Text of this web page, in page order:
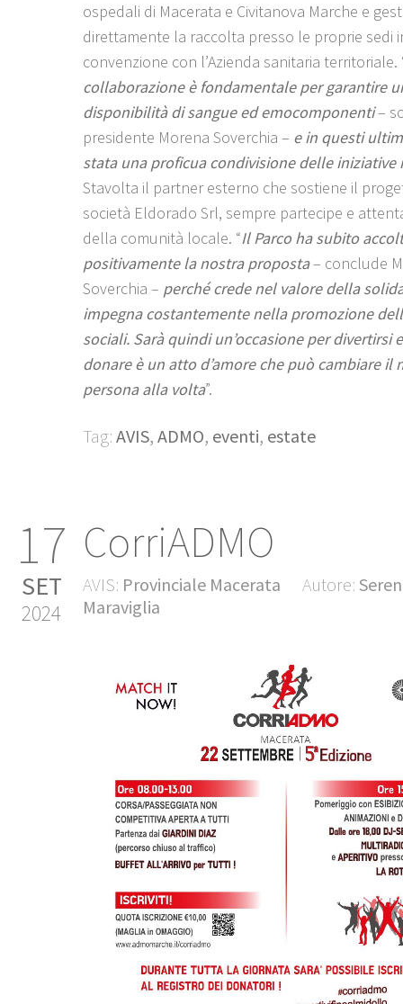
ospedali di Macerata e Civitanova Marche e
direttamente la raccolta presso le proprie sedi
convenzione con l’Azienda sanitaria territoriale.
collaborazione è fondamentale per garantire
disponibilità di sangue ed emocomponenti–
presidente Morena Soverchia – e in questi
stata una proficua condivisione delle iniziative
Stavolta il partner esterno che sostiene il
società Eldorado Srl, sempre partecipe e
della comunità locale. “Il Parco ha subito
positivamente la nostra proposta– conclude
Soverchia – perché crede nel valore della
impegna costantemente nella promozione
sociali. Sarà quindi un’occasione per divertirsi
donare è un atto d’amore che può cambiare il
persona alla volta”.
Tag: AVIS, ADMO, eventi, estate
17
SET
2024
CorriADMO
AVIS: Provinciale Macerata Autore:
Maraviglia